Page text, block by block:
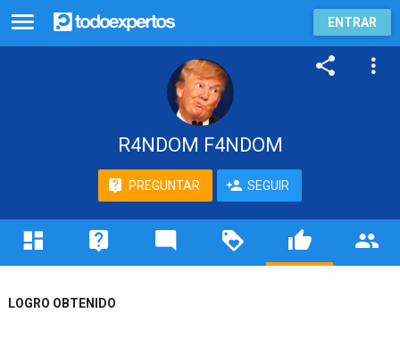
ENTRAR
R4NDOM F4NDOM
PREGUNTAR SEGUIR
LOGRO OBTENIDO